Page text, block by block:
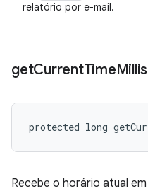
relatório por e-mail.
getCurrentTimeMillis
protected long
Recebe o horário atual